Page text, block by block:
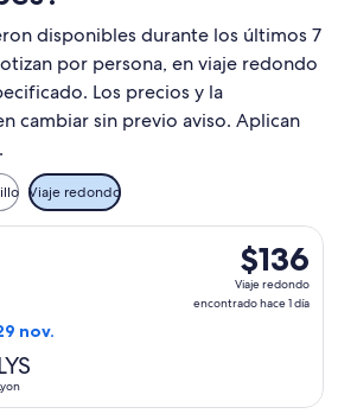
disponibles durante los últimos 7
por persona, en viaje redondo
Los precios y la
cambiar sin previo aviso. Aplican
Viaje redondo
$136
Viaje
redondo,
$136
Viaje redondo
encontrado hace 1 día
nov.
con salida el mié, 25 nov.